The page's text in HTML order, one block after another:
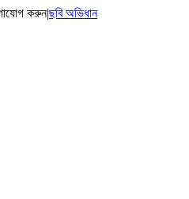
করুন|ছবি অভিধান